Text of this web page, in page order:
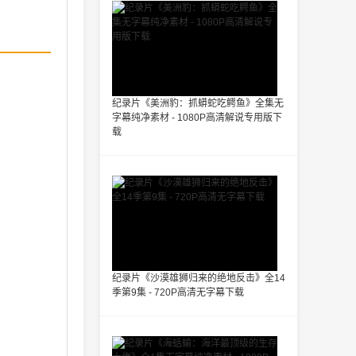
纪录片《美洲豹：抓蟒蛇吃鳄鱼》全集无
字幕纯净素材 - 1080P高清解说专用版下
载
纪录片《沙漠雄狮归来的绝地反击》全14
季第9集 - 720P高清无字幕下载